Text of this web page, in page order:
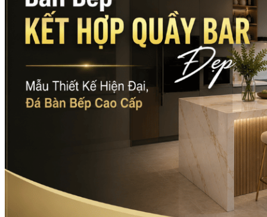
Hoa Văn Đá
Đá Ốp Mặt Tiền
Đá Alpilus Brazil
Đá tự nhiên
Đá Cầu Thang